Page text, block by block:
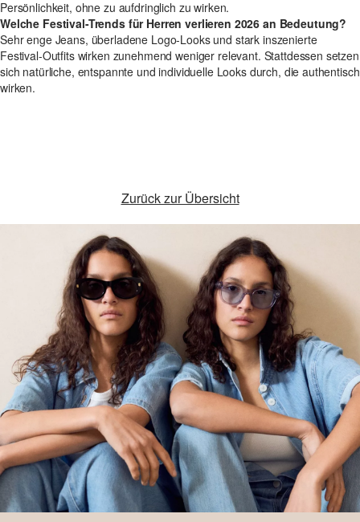
Persönlichkeit, ohne zu aufdringlich zu wirken.
Welche Festival-Trends für Herren verlieren 2026 an Bedeutung?
Sehr enge Jeans, überladene Logo-Looks und stark inszenierte
Festival-Outfits wirken zunehmend weniger relevant. Stattdessen setzen
sich natürliche, entspannte und individuelle Looks durch, die authentisch
wirken.
Zurück zur Übersicht